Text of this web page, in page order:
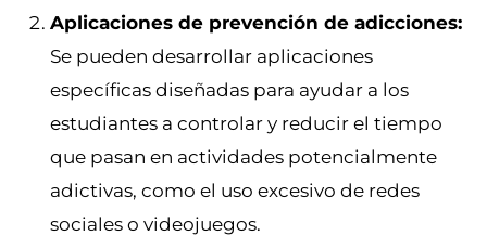
Aplicaciones de prevención de adicciones:
Se pueden desarrollar aplicaciones
específicas diseñadas para ayudar a los
estudiantes a controlar y reducir el tiempo
que pasan en actividades potencialmente
adictivas, como el uso excesivo de redes
sociales o videojuegos.